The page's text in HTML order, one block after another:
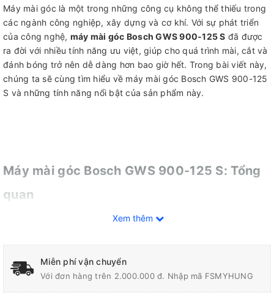
Máy mài góc là một trong những công cụ không thể thiếu trong
các ngành công nghiệp, xây dựng và cơ khí. Với sự phát triển
của công nghệ, máy mài góc Bosch GWS 900-125 S đã được
ra đời với nhiều tính năng ưu việt, giúp cho quá trình mài, cắt và
đánh bóng trở nên dễ dàng hơn bao giờ hết. Trong bài viết này,
chúng ta sẽ cùng tìm hiểu về máy mài góc Bosch GWS 900-125
S và những tính năng nổi bật của sản phẩm này.
Máy mài góc Bosch GWS 900-125 S: Tổng
quan
Máy mài góc Bosch GWS 900-125 Slà một trong những sản
Với thiết kế nhỏ gọn và tiện dụng, máy có thể hoạt động linh
hoạt trong các không gian hẹp và khó khăn.
Xem thêm
Miễn phí vận chuyển
Với đơn hàng trên 2.000.000 đ. Nhập mã FSMYHUNG